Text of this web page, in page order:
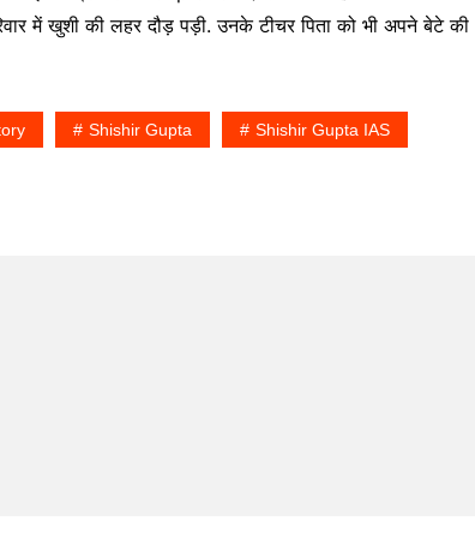
में खुशी की लहर दौड़ पड़ी. उनके टीचर पिता को भी अपने बेटे की
Shishir Gupta Shishir Gupta IAS